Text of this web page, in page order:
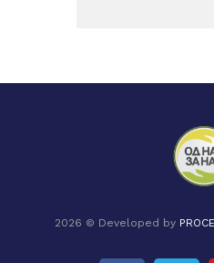
2026 © Developed by